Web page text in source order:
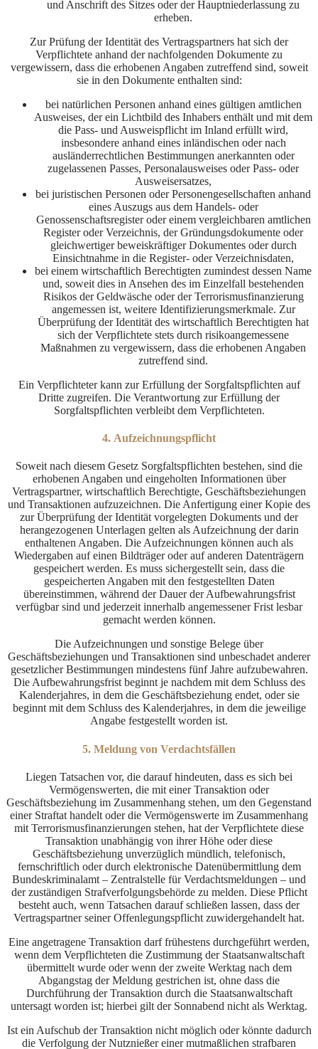
und Anschrift des Sitzes oder der Hauptniederlassung zu
erheben.
Zur Prüfung der Identität des Vertragspartners hat sich der
Verpflichtete anhand der nachfolgenden Dokumente zu
vergewissern, dass die erhobenen Angaben zutreffend sind, soweit
sie in den Dokumente enthalten sind:
bei natürlichen Personen anhand eines gültigen amtlichen
Ausweises, der ein Lichtbild des Inhabers enthält und mit dem
die Pass- und Ausweispflicht im Inland erfüllt wird,
insbesondere anhand eines inländischen oder nach
ausländerrechtlichen Bestimmungen anerkannten oder
zugelassenen Passes, Personalausweises oder Pass- oder
Ausweisersatzes,
bei juristischen Personen oder Personengesellschaften anhand
eines Auszugs aus dem Handels- oder
Genossenschaftsregister oder einem vergleichbaren amtlichen
Register oder Verzeichnis, der Gründungsdokumente oder
gleichwertiger beweiskräftiger Dokumentes oder durch
Einsichtnahme in die Register- oder Verzeichnisdaten,
bei einem wirtschaftlich Berechtigten zumindest dessen Name
und, soweit dies in Ansehen des im Einzelfall bestehenden
Risikos der Geldwäsche oder der Terrorismusfinanzierung
angemessen ist, weitere Identifizierungsmerkmale. Zur
Überprüfung der Identität des wirtschaftlich Berechtigten hat
sich der Verpflichtete stets durch risikoangemessene
Maßnahmen zu vergewissern, dass die erhobenen Angaben
zutreffend sind.
Ein Verpflichteter kann zur Erfüllung der Sorgfaltspflichten auf
Dritte zugreifen. Die Verantwortung zur Erfüllung der
Sorgfaltspflichten verbleibt dem Verpflichteten.
4. Aufzeichnungspflicht
Soweit nach diesem Gesetz Sorgfaltspflichten bestehen, sind die
erhobenen Angaben und eingeholten Informationen über
Vertragspartner, wirtschaftlich Berechtigte, Geschäftsbeziehungen
und Transaktionen aufzuzeichnen. Die Anfertigung einer Kopie des
zur Überprüfung der Identität vorgelegten Dokuments und der
herangezogenen Unterlagen gelten als Aufzeichnung der darin
enthaltenen Angaben. Die Aufzeichnungen können auch als
Wiedergaben auf einen Bildträger oder auf anderen Datenträgern
gespeichert werden. Es muss sichergestellt sein, dass die
gespeicherten Angaben mit den festgestellten Daten
übereinstimmen, während der Dauer der Aufbewahrungsfrist
verfügbar sind und jederzeit innerhalb angemessener Frist lesbar
gemacht werden können.
Die Aufzeichnungen und sonstige Belege über
Geschäftsbeziehungen und Transaktionen sind unbeschadet anderer
gesetzlicher Bestimmungen mindestens fünf Jahre aufzubewahren.
Die Aufbewahrungsfrist beginnt je nachdem mit dem Schluss des
Kalenderjahres, in dem die Geschäftsbeziehung endet, oder sie
beginnt mit dem Schluss des Kalenderjahres, in dem die jeweilige
Angabe festgestellt worden ist.
5. Meldung von Verdachtsfällen
Liegen Tatsachen vor, die darauf hindeuten, dass es sich bei
Vermögenswerten, die mit einer Transaktion oder
Geschäftsbeziehung im Zusammenhang stehen, um den Gegenstand
einer Straftat handelt oder die Vermögenswerte im Zusammenhang
mit Terrorismusfinanzierungen stehen, hat der Verpflichtete diese
Transaktion unabhängig von ihrer Höhe oder diese
Geschäftsbeziehung unverzüglich mündlich, telefonisch,
fernschriftlich oder durch elektronische Datenübermittlung dem
Bundeskriminalamt – Zentralstelle für Verdachtsmeldungen – und
der zuständigen Strafverfolgungsbehörde zu melden. Diese Pflicht
besteht auch, wenn Tatsachen darauf schließen lassen, dass der
Vertragspartner seiner Offenlegungspflicht zuwidergehandelt hat.
Eine angetragene Transaktion darf frühestens durchgeführt werden,
wenn dem Verpflichteten die Zustimmung der Staatsanwaltschaft
übermittelt wurde oder wenn der zweite Werktag nach dem
Abgangstag der Meldung gestrichen ist, ohne dass die
Durchführung der Transaktion durch die Staatsanwaltschaft
untersagt worden ist; hierbei gilt der Sonnabend nicht als Werktag.
Ist ein Aufschub der Transaktion nicht möglich oder könnte dadurch
die Verfolgung der Nutznießer einer mutmaßlichen strafbaren